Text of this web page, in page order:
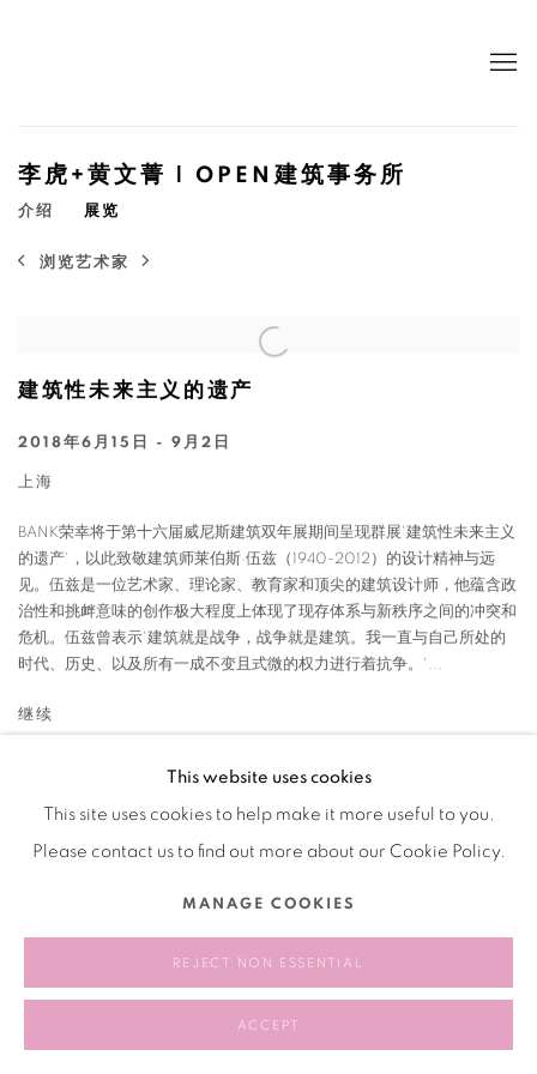
李虎+黄文菁 | OPEN建筑事务所
介绍 展览
浏览艺术家
建筑性未来主义的遗产
2018年6月15日 - 9月2日
上海
BANK荣幸将于第十六届威尼斯建筑双年展期间呈现群展'建筑性未来主义
的遗产'，以此致敬建筑师莱伯斯·伍兹（1940-2012）的设计精神与远
见。伍兹是一位艺术家、理论家、教育家和顶尖的建筑设计师，他蕴含政
治性和挑衅意味的创作极大程度上体现了现存体系与新秩序之间的冲突和
危机。伍兹曾表示'建筑就是战争，战争就是建筑。我一直与自己所处的
时代、历史、以及所有一成不变且式微的权力进行着抗争。'...
继续
Manage cookies
This website uses cookies
This site uses cookies to help make it more useful to you.
Please contact us to find out more about our Cookie Policy.
MANAGE COOKIES
REJECT NON ESSENTIAL
ACCEPT